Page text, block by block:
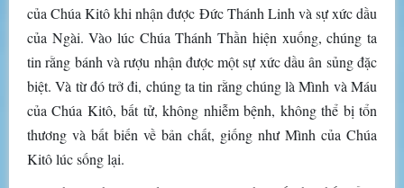
của Chúa Kitô khi nhận được Đức Thánh Linh và sự xức dầu
của Ngài. Vào lúc Chúa Thánh Thần hiện xuống, chúng ta
tin rằng bánh và rượu nhận được một sự xức dầu ân sủng đặc
biệt. Và từ đó trở đi, chúng ta tin rằng chúng là Mình và Máu
của Chúa Kitô, bất tử, không nhiễm bệnh, không thể bị tổn
thương và bất biến về bản chất, giống như Mình của Chúa
Kitô lúc sống lại.